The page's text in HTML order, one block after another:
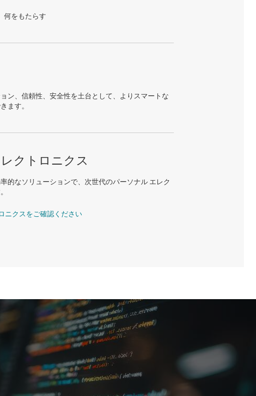
何をもたらす
ン、信頼性、安全性を土台として、よりスマートな
ます。
クトロニクス
的なソリューションで、次世代のパーソナル エレク
ニクスをご確認ください